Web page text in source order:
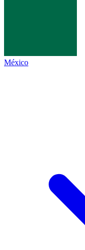
México